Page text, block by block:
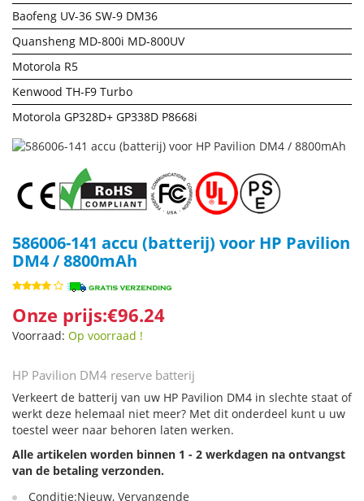
Baofeng UV-36 SW-9 DM36
Quansheng MD-800i MD-800UV
Motorola R5
Kenwood TH-F9 Turbo
Motorola GP328D+ GP338D P8668i
586006-141 accu (batterij) voor HP Pavilion
DM4 / 8800mAh
Onze prijs:€96.24
Voorraad: Op voorraad !
HP Pavilion DM4 reserve batterij
Verkeert de batterij van uw HP Pavilion DM4 in slechte staat of
werkt deze helemaal niet meer? Met dit onderdeel kunt u uw
toestel weer naar behoren laten werken.
Alle artikelen worden binnen 1 - 2 werkdagen na ontvangst
van de betaling verzonden.
Conditie:Nieuw, Vervangende